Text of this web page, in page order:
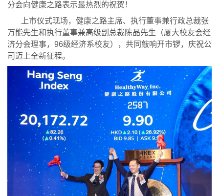
分会向健康之路表示最热烈的祝贺！
上市仪式现场，健康之路主席、执行董事兼行政总裁张
万能先生和执行董事兼高级副总裁陈晶先生（厦大校友会经
济分会理事，96级经济系校友），共同敲响开市锣，庆祝公
司迈上全新征程。